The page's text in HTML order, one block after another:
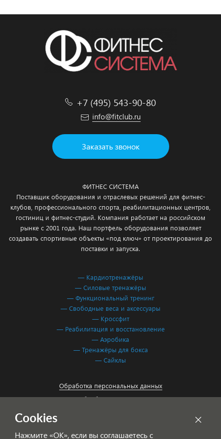
+7 (495) 543-90-80
info@fitclub.ru
Заказать звонок
ФИТНЕС СИСТЕМА
Поставщик оборудования и отраслевых решений для фитнес-
клубов, профессионального спорта, реабилитационных центров,
гостиниц и фитнес-студий. Компания работает на российском
рынке с 2001 года. Наш портфель оборудования позволяет
создавать спортивные объекты «под ключ» от проектирования до
поставки и запуска.
— Кардиотренажёры
— Силовые тренажёры
— Функциональный тренинг
— Свободные веса и аксессуары
— Кроссфит
— Реабилитация и восстановление
— Аэробика
— Тренажёры для бокса
— Сайклы
Обработка персональных данных
Согласие на обработку персональных данных
Cookies
Нажмите «ОК», если вы соглашаетесь с